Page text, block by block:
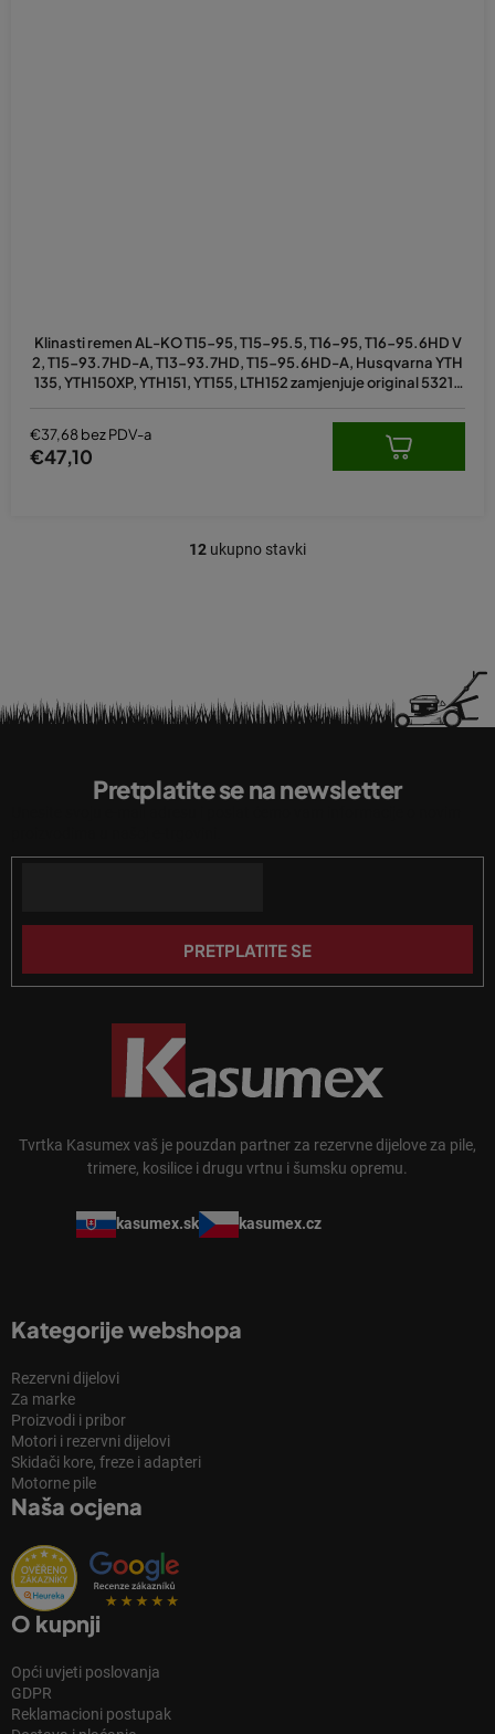
Klinasti remen AL-KO T15-95, T15-95.5, T16-95, T16-95.6HD V
2, T15-93.7HD-A, T13-93.7HD, T15-95.6HD-A, Husqvarna YTH
135, YTH150XP, YTH151, YT155, LTH152 zamjenjuje original 53218
€37,68 bez PDV-a
€47,10
K
l
e
s
a
a
12 ukupno stavki
o
Tvrtka Kasumex vaš je pouzdan partner za rezervne dijelove za pile,
trimere, kosilice i drugu vrtnu i šumsku opremu.
kasumex.sk kasumex.cz
Kategorije webshopa
Rezervni dijelovi
Za marke
Proizvodi i pribor
Motori i rezervni dijelovi
Skidači kore, freze i adapteri
Motorne pile
Naša ocjena
O kupnji
Opći uvjeti poslovanja
GDPR
Reklamacioni postupak
Pretplatite se na newsletter
PRETPLATITE SE